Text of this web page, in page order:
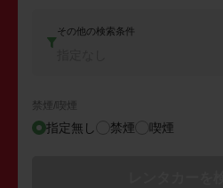
その他の検索条件
禁煙/喫煙
指定無し 禁煙 喫煙